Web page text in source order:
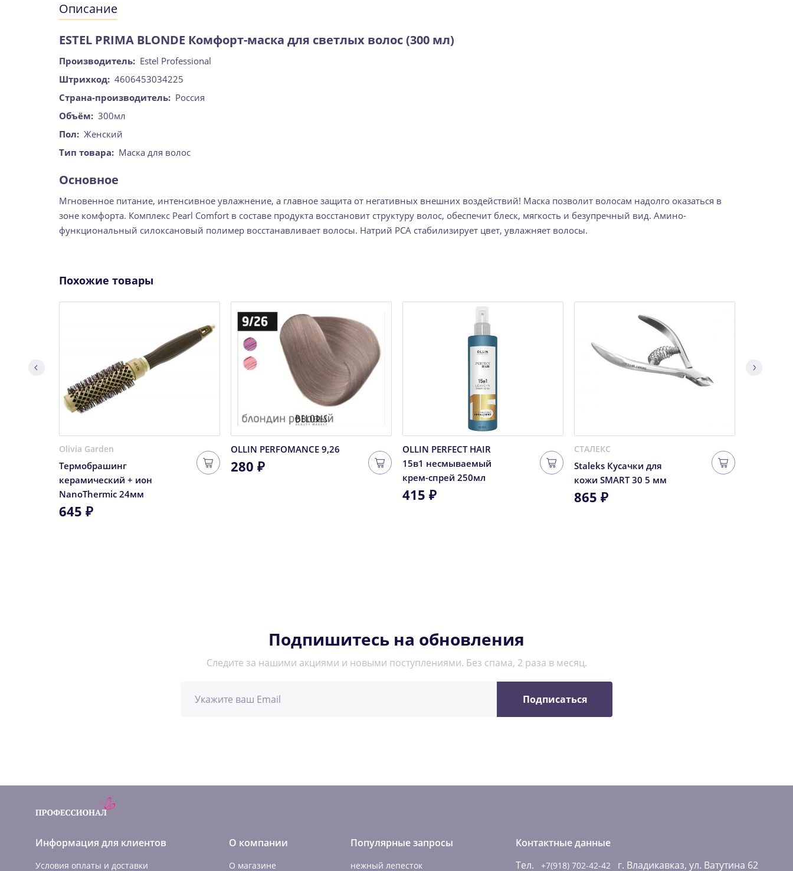
Описание
ESTEL PRIMA BLONDE Комфорт-маска для светлых волос (300 мл)
Производитель: Estel Professional
Штрихкод: 4606453034225
Страна-производитель: Россия
Объём: 300мл
Пол: Женский
Тип товара: Маска для волос
Основное
Мгновенное питание, интенсивное увлажнение, а главное защита от негативных внешних воздействий! Маска позволит волосам надолго оказаться в
зоне комфорта. Комплекс Peаrl Comfort в составе продукта восстановит структуру волос, обеспечит блеск, мягкость и безупречный вид. Амино-
функциональный силоксановый полимер восстанавливает волосы. Натрий PCA стабилизирует цвет, увлажняет волосы.
Похожие товары
Olivia Garden
Термобрашинг
керамический + ион
NanoThermic 24мм
645 ₽
OLLIN PERFOMANCE 9,26
280 ₽
OLLIN PERFECT HAIR
15в1 несмываемый
крем-спрей 250мл
415 ₽
СТАЛЕКС
Staleks Кусачки для
кожи SMART 30 5 мм
865 ₽
Подпишитесь на обновления
Следите за нашими акциями и новыми поступлениями. Без спама, 2 раза в месяц.
Подписаться
Информация для клиентов
Условия оплаты и доставки
О компании
О магазине
Популярные запросы
нежный лепесток
Контактные данные
Тел.
+7(918) 702-42-42 г. Владикавказ, ул. Ватутина 62